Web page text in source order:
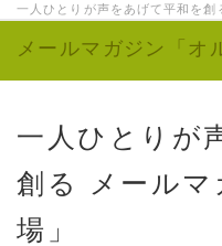
一人ひとりが声をあげて平
メールマガジン「オ
一人ひとりが
創る メールマ
場」